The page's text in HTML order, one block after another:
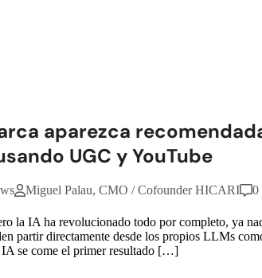
aparezca
UGC y YouTube
Miguel Palau, CMO / Cofounder HICARI 0
la IA ha revolucionado todo por completo, ya
partir directamente desde los propios LLMs
se come el primer resultado […]